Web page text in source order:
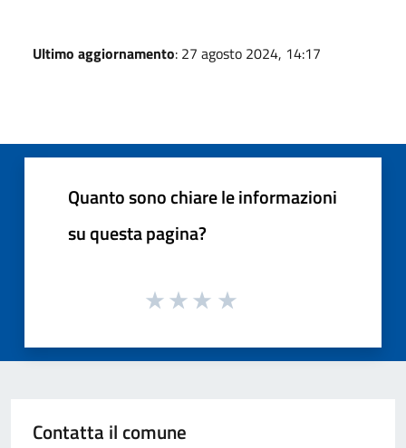
Ultimo aggiornamento: 27 agosto 2024, 14:17
Quanto sono chiare le informazioni
su questa pagina?
Contatta il comune